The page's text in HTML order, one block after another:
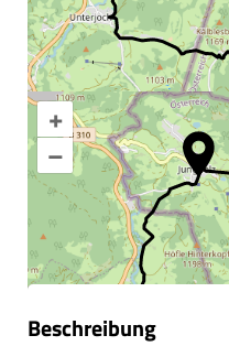
+
–
Beschreibung